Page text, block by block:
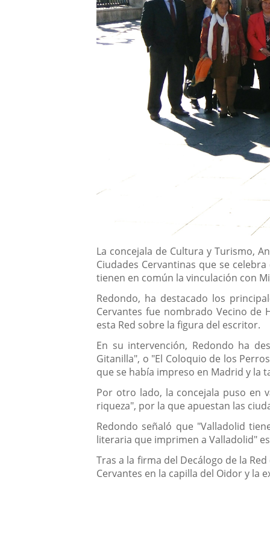
Descripción
La concejala de Cultura y Turismo,
Ciudades Cervantinas que se
tienen en común la vinculación con
Redondo, ha destacado los
Cervantes fue nombrado Vecino de
esta Red sobre la figura del escritor.
En su intervención, Redondo ha
Gitanilla", o "El Coloquio de los
que se había impreso en Madrid y la
Por otro lado, la concejala puso en
riqueza", por la que apuestan las
Redondo señaló que "Valladolid
literaria que imprimen a Valladolid"
Tras a la firma del Decálogo de la
Cervantes en la capilla del Oidor y la